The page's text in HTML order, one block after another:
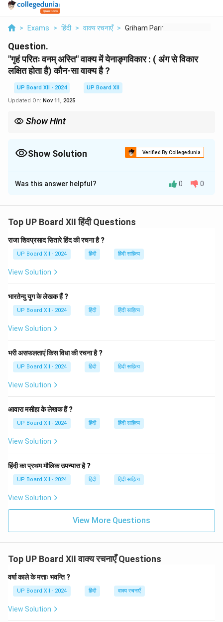
> Exams > हिंदी > वाक्य रचनाएँ > Griham Paritah Vanam...
Question.
"गृहं परितः वनम् अस्ति" वाक्य में येनाङ्गविकार : ( अंग से विकार
लक्षित होता है) कौन-सा वाक्य है ?
UP Board XII - 2024
UP Board XII
Updated On: Nov 11, 2025
Show Hint
Show Solution Verified By Collegedunia
Solution and Explanation
'सुग्रीवः रामस्य सखा आसीत्' वाक्य में 'रामस्य' शब्द में 'द्वितीया विभक्ति'
उपयोग स्वामित्व, अधिकार, और सम्बन्ध को व्यक्त करने के लिए किया
जाता है। इस वाक्य में 'रामस्य' का अर्थ है "राम का", जो सुग्रीव और राम
के बीच संबंध को दर्शाता है। **सम्बन्धित नियम:** द्वितीया विभक्ति का
प्रयोग किसी व्यक्ति या वस्तु के अधिकार या सम्बन्ध को व्यक्त करने के
लिए होता है।
Was this answer helpful? 0 0
Top UP Board XII हिंदी Questions
राजा शिवप्रसाद सितारे हिंद की रचना है ?
UP Board XII - 2024 हिंदी हिंदी साहित्य
View Solution
भारतेन्दु युग के लेखक हैं ?
UP Board XII - 2024 हिंदी हिंदी साहित्य
View Solution
भरी असफलताएं किस विधा की रचना है ?
UP Board XII - 2024 हिंदी हिंदी साहित्य
View Solution
आवारा मसीहा के लेखक हैं ?
UP Board XII - 2024 हिंदी हिंदी साहित्य
View Solution
हिंदी का प्रथम मौलिक उपन्यास है ?
UP Board XII - 2024 हिंदी हिंदी साहित्य
View Solution
View More Questions
Top UP Board XII वाक्य रचनाएँ Questions
वर्षा काले के मत्ताः भवन्ति ?
UP Board XII - 2024 हिंदी वाक्य रचनाएँ
View Solution